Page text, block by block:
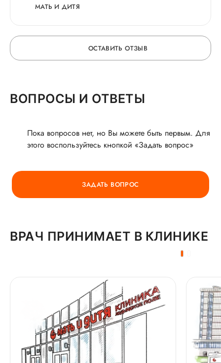
проведение обследования! А особенно за то, что
важно и ценно в современном мире! Здоровья и
благополучия Вам, и по достоинству быть
оцененной начальством и пациентами!
МАТЬ И ДИТЯ
ОСТАВИТЬ ОТЗЫВ
ГОРЯЧАЯ ЛИНИЯ КАЧЕСТВА
ВОПРОСЫ И ОТВЕТЫ
Пока вопросов нет, но Вы можете быть первым. Для
этого воспользуйтесь кнопкой «Задать вопрос»
ЗАДАТЬ ВОПРОС
ВРАЧ ПРИНИМАЕТ В КЛИНИКЕ